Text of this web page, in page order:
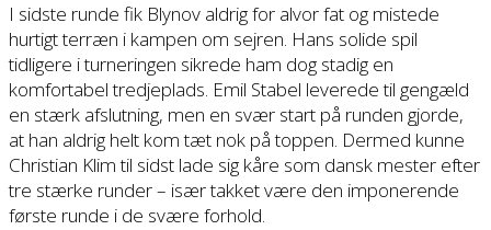
I sidste runde fik Blynov aldrig for alvor fat og mistede
hurtigt terræn i kampen om sejren. Hans solide spil
tidligere i turneringen sikrede ham dog stadig en
komfortabel tredjeplads. Emil Stabel leverede til gengæld
en stærk afslutning, men en svær start på runden gjorde,
at han aldrig helt kom tæt nok på toppen. Dermed kunne
Christian Klim til sidst lade sig kåre som dansk mester efter
tre stærke runder – især takket være den imponerende
første runde i de svære forhold.